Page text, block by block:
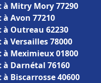
Mitry Mory 77290
Avon 77210
Outreau 62230
Versailles 78000
Meximieux 01800
Darnétal 76160
Biscarrosse 40600